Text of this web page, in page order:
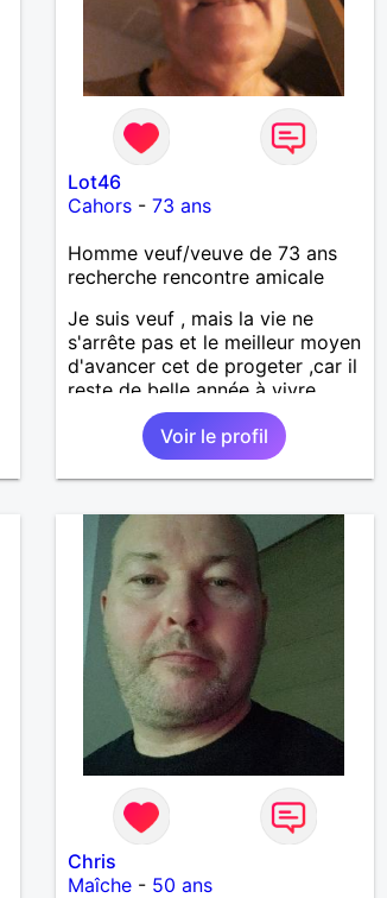
Lot46
Cahors- 73 ans
Homme veuf/veuve de 73 ans
recherche rencontre amicale
Je suis veuf , mais la vie ne
s'arrête pas et le meilleur moyen
d'avancer cet de progeter ,car il
reste de belle année à vivre.
Voir le profil
Chris
Maîche- 50 ans